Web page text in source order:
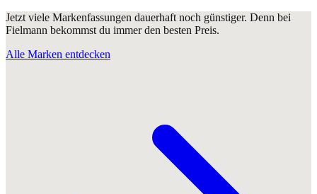
Jetzt viele Markenfassungen dauerhaft noch günstiger. Denn bei
Fielmann bekommst du immer den besten Preis.
Alle Marken entdecken